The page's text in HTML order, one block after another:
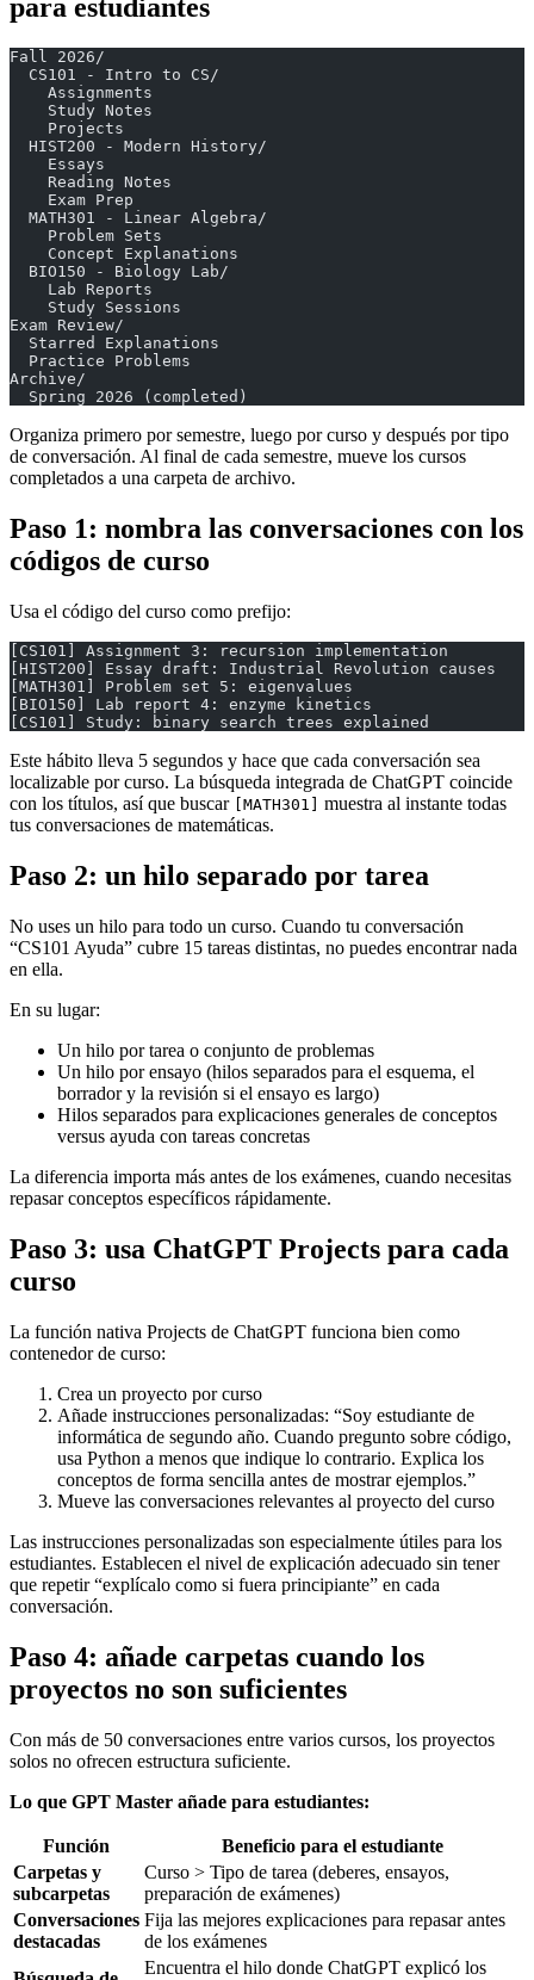
para estudiantes
Fall 2026/
  CS101 - Intro to CS/
    Assignments
    Study Notes
    Projects
  HIST200 - Modern History/
    Essays
    Reading Notes
    Exam Prep
  MATH301 - Linear Algebra/
    Problem Sets
    Concept Explanations
  BIO150 - Biology Lab/
    Lab Reports
    Study Sessions
Exam Review/
  Starred Explanations
  Practice Problems
Archive/
  Spring 2026 (completed)
Organiza primero por semestre, luego por curso y después por tipo
de conversación. Al final de cada semestre, mueve los cursos
completados a una carpeta de archivo.
Paso 1: nombra las conversaciones con los
códigos de curso
Usa el código del curso como prefijo:
[CS101] Assignment 3: recursion implementation
[HIST200] Essay draft: Industrial Revolution causes
[MATH301] Problem set 5: eigenvalues
[BIO150] Lab report 4: enzyme kinetics
[CS101] Study: binary search trees explained
Este hábito lleva 5 segundos y hace que cada conversación sea
localizable por curso. La búsqueda integrada de ChatGPT coincide
con los títulos, así que buscar
[MATH301]
muestra al instante todas
tus conversaciones de matemáticas.
Paso 2: un hilo separado por tarea
No uses un hilo para todo un curso. Cuando tu conversación
“CS101 Ayuda” cubre 15 tareas distintas, no puedes encontrar nada
en ella.
En su lugar:
Un hilo por tarea o conjunto de problemas
Un hilo por ensayo (hilos separados para el esquema, el
borrador y la revisión si el ensayo es largo)
Hilos separados para explicaciones generales de conceptos
versus ayuda con tareas concretas
La diferencia importa más antes de los exámenes, cuando necesitas
repasar conceptos específicos rápidamente.
Paso 3: usa ChatGPT Projects para cada
curso
La función nativa Projects de ChatGPT funciona bien como
contenedor de curso:
Crea un proyecto por curso
Añade instrucciones personalizadas: “Soy estudiante de
informática de segundo año. Cuando pregunto sobre código,
usa Python a menos que indique lo contrario. Explica los
conceptos de forma sencilla antes de mostrar ejemplos.”
Mueve las conversaciones relevantes al proyecto del curso
Las instrucciones personalizadas son especialmente útiles para los
estudiantes. Establecen el nivel de explicación adecuado sin tener
que repetir “explícalo como si fuera principiante” en cada
conversación.
Paso 4: añade carpetas cuando los
proyectos no son suficientes
Con más de 50 conversaciones entre varios cursos, los proyectos
solos no ofrecen estructura suficiente.
Lo que GPT Master añade para estudiantes:
Función
Beneficio para el estudiante
Carpetas y
subcarpetas
Curso > Tipo de tarea (deberes, ensayos,
preparación de exámenes)
Conversaciones
destacadas
Fija las mejores explicaciones para repasar antes
de los exámenes
Encuentra el hilo donde ChatGPT explicó los